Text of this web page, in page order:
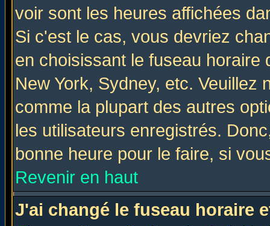
voir sont les heures affichées
Si c'est le cas, vous devriez
en choisissant le fuseau
New York, Sydney, etc. Veuillez
comme la plupart des autres
les utilisateurs enregistrés.
bonne heure pour le faire, si
Revenir en haut
J'ai changé le fuseau horaire